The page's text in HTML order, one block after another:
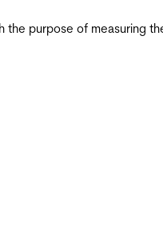
purpose of measuring